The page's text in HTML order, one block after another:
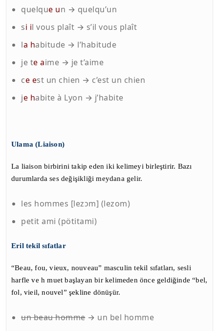
quelque un → quelqu’un
si il vous plaît → s’il vous plaît
la habitude → l’habitude
je te aime → je t’aime
ce est un chien → c’est un chien
je habite à Lyon → j’habite
Ulama (Liaison)
La liaison birbirini takip eden iki kelimeyi birleştirir. Bazı
durumlarda ses değişikliği meydana gelir.
les hommes [lezɔm] (lezom)
petit ami (pötitami)
Eril tekil sıfatlar
“Beau, fou, vieux, nouveau” masculin tekil sıfatları, sesli
harfle ve h muet başlayan bir kelimeden önce geldiğinde “bel,
fol, vieil, nouvel” şekline dönüşür.
un beau homme→ un bel homme